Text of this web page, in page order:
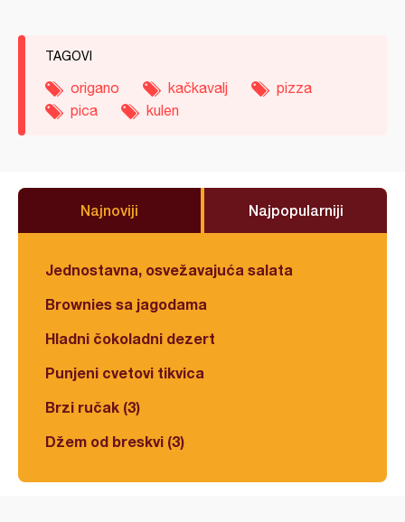
TAGOVI
origano kačkavalj
pizza
pica
kulen
Najnoviji Najpopularniji
Jednostavna, osvežavajuća salata
Brownies sa jagodama
Hladni čokoladni dezert
Punjeni cvetovi tikvica
Brzi ručak (3)
Džem od breskvi (3)